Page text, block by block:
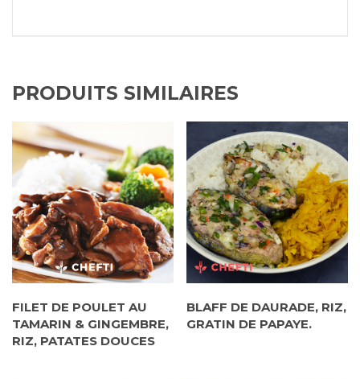
PRODUITS SIMILAIRES
FILET DE POULET AU
TAMARIN & GINGEMBRE,
RIZ, PATATES DOUCES
BLAFF DE DAURADE, RIZ,
GRATIN DE PAPAYE.